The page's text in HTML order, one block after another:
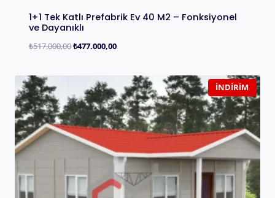
1+1 Tek Katlı Prefabrik Ev 40 M2 – Fonksiyonel
ve Dayanıklı
₺517.000,00₺477.000,00
İNDIRIM